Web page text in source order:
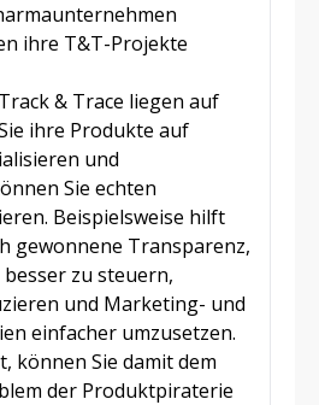
ihre T&T-Projekte
& Trace liegen auf
ihre Produkte auf
und
Sie echten
Beispielsweise hilft
gewonnene Transparenz,
zu steuern,
und Marketing- und
einfacher umzusetzen.
können Sie damit dem
der Produktpiraterie